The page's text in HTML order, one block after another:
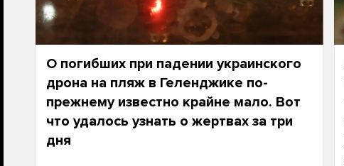
О погибших при падении украинского
дрона на пляж в Геленджике по-
прежнему известно крайне мало. Вот
что удалось узнать о жертвах за три
дня